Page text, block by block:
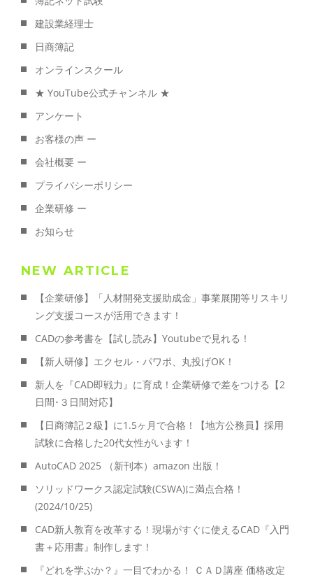
建設業経理士
日商簿記
オンラインスクール
★ YouTube公式チャンネル ★
アンケート
お客様の声 ー
会社概要 ー
プライバシーポリシー
企業研修 ー
お知らせ
NEW ARTICLE
【企業研修】「人材開発支援助成金」事業展開等リスキリ
ング支援コースが活用できます！
CADの参考書を【試し読み】Youtubeで見れる！
【新人研修】エクセル・パワポ、丸投げOK！
新人を『CAD即戦力』に育成！企業研修で差をつける【2
日間･３日間対応】
【日商簿記２級】に1.5ヶ月で合格！【地方公務員】採用
試験に合格した20代女性がいます！
AutoCAD 2025 （新刊本）amazon 出版！
ソリッドワークス認定試験(CSWA)に満点合格！
(2024/10/25)
CAD新人教育を改革する！現場がすぐに使えるCAD『入門
書＋応用書』制作します！
『どれを学ぶか？』一目でわかる！ ＣＡＤ講座 価格改定